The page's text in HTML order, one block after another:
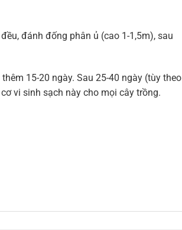
đánh đống phân ủ (cao 1-1,5m), sau
15-20 ngày. Sau 25-40 ngày (tùy theo
vi sinh sạch này cho mọi cây trồng.